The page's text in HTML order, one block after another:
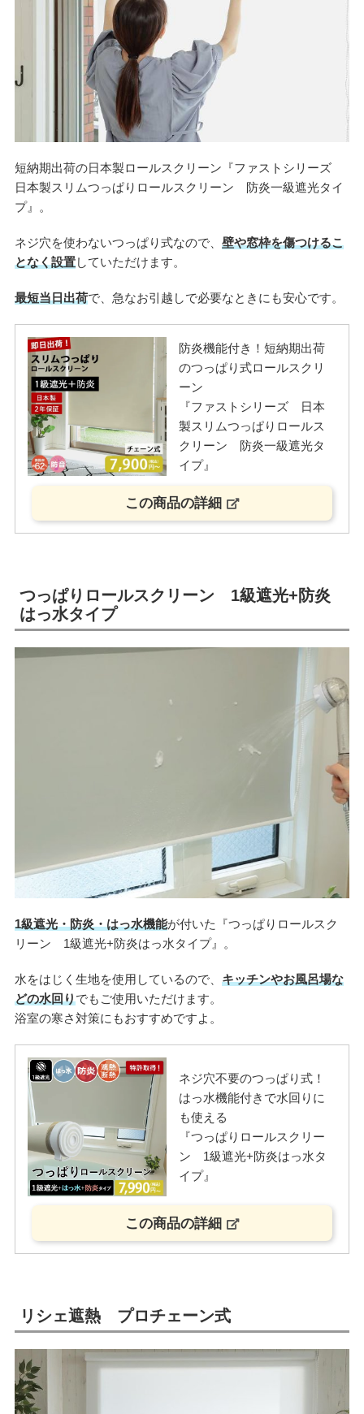
短納期出荷の日本製ロールスクリーン『ファストシリーズ
日本製スリムつっぱりロールスクリーン 防炎一級遮光タイ
プ』。
ネジ穴を使わないつっぱり式なので、 壁や窓枠を傷つけるこ
となく設置していただけます。
最短当日出荷で、急なお引越しで必要なときにも安心です。
防炎機能付き！短納期出荷
のつっぱり式ロールスクリ
ーン
『ファストシリーズ 日本
製スリムつっぱりロールス
クリーン 防炎一級遮光タ
イプ』
この商品の詳細
つっぱりロールスクリーン 1級遮光+防炎
はっ水タイプ
1級遮光・防炎・はっ水機能が付いた『つっぱりロールスク
リーン 1級遮光+防炎はっ水タイプ』。
水をはじく生地を使用しているので、 キッチンやお風呂場な
どの水回りでもご使用いただけます。
浴室の寒さ対策にもおすすめですよ。
ネジ穴不要のつっぱり式！
はっ水機能付きで水回りに
も使える
『つっぱりロールスクリー
ン 1級遮光+防炎はっ水タ
イプ』
この商品の詳細
リシェ遮熱 プロチェーン式